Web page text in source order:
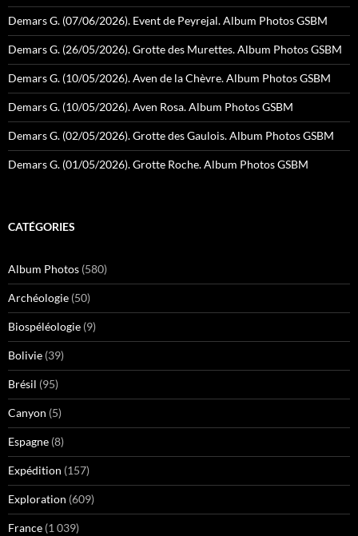
Demars G. (07/06/2026). Event de Peyrejal. Album Photos GSBM
Demars G. (26/05/2026). Grotte des Murettes. Album Photos GSBM
Demars G. (10/05/2026). Aven de la Chèvre. Album Photos GSBM
Demars G. (10/05/2026). Aven Rosa. Album Photos GSBM
Demars G. (02/05/2026). Grotte des Gaulois. Album Photos GSBM
Demars G. (01/05/2026). Grotte Roche. Album Photos GSBM
CATÉGORIES
Album Photos (580)
Archéologie (50)
Biospéléologie (9)
Bolivie (39)
Brésil (95)
Canyon (5)
Espagne (8)
Expédition (157)
Exploration (609)
France (1 039)